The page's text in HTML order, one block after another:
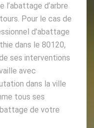
l’abattage d’arbre
Pour le cas de
d’abattage
dans le 80120,
ses interventions
avec
dans la ville
tous ses
de votre